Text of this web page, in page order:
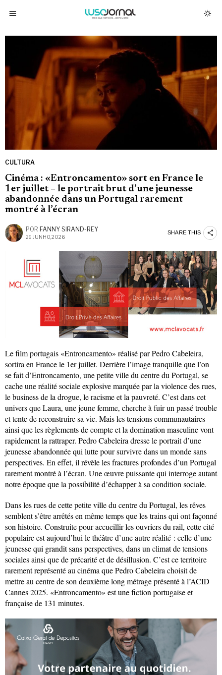
CULTURA
Cinéma : «Entroncamento» sort en France le
1er juillet – le portrait brut d’une jeunesse
abandonnée dans un Portugal rarement
montré à l’écran
POR FANNY SIRAND-REY
29 JUNHO, 2026
SHARE THIS
Le film portugais «Entroncamento» réalisé par Pedro Cabeleira,
sortira en France le 1er juillet. Derrière l’image tranquille que l’on
se fait d’Entroncamento, une petite ville du centre du Portugal, se
cache une réalité sociale explosive marquée par la violence des rues,
le business de la drogue, le racisme et la pauvreté. C’est dans cet
univers que Laura, une jeune femme, cherche à fuir un passé trouble
et tente de reconstruire sa vie. Mais les tensions communautaires
ainsi que les règlements de compte et la domination masculine vont
rapidement la rattraper. Pedro Cabeleira dresse le portrait d’une
jeunesse abandonnée qui lutte pour survivre dans un monde sans
perspectives. En effet, il révèle les fractures profondes d’un Portugal
rarement montré à l’écran. Une œuvre puissante qui interroge autant
notre époque que la possibilité d’échapper à sa condition sociale.
Dans les rues de cette petite ville du centre du Portugal, les rêves
semblent s’être arrêtés en même temps que les trains qui ont façonné
son histoire. Construite pour accueillir les ouvriers du rail, cette cité
populaire est aujourd’hui le théâtre d’une autre réalité : celle d’une
jeunesse qui grandit sans perspectives, dans un climat de tensions
sociales ainsi que de précarité et de désillusion. C’est ce territoire
rarement représenté au cinéma que Pedro Cabeleira choisit de
mettre au centre de son deuxième long métrage présenté à l’ACID
Cannes 2025. «Entroncamento» est une fiction portugaise et
française de 131 minutes.